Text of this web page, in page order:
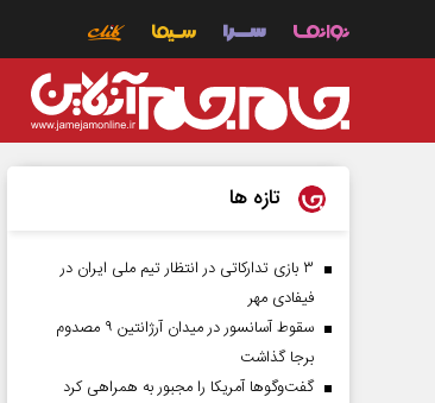
تازه ها
۳ بازی تدارکاتی در انتظار تیم ملی ایران در
فیفادی مهر
سقوط آسانسور در میدان آرژانتین ۹ مصدوم
برجا گذاشت
گفت‌وگوها آمریکا را مجبور به همراهی کرد